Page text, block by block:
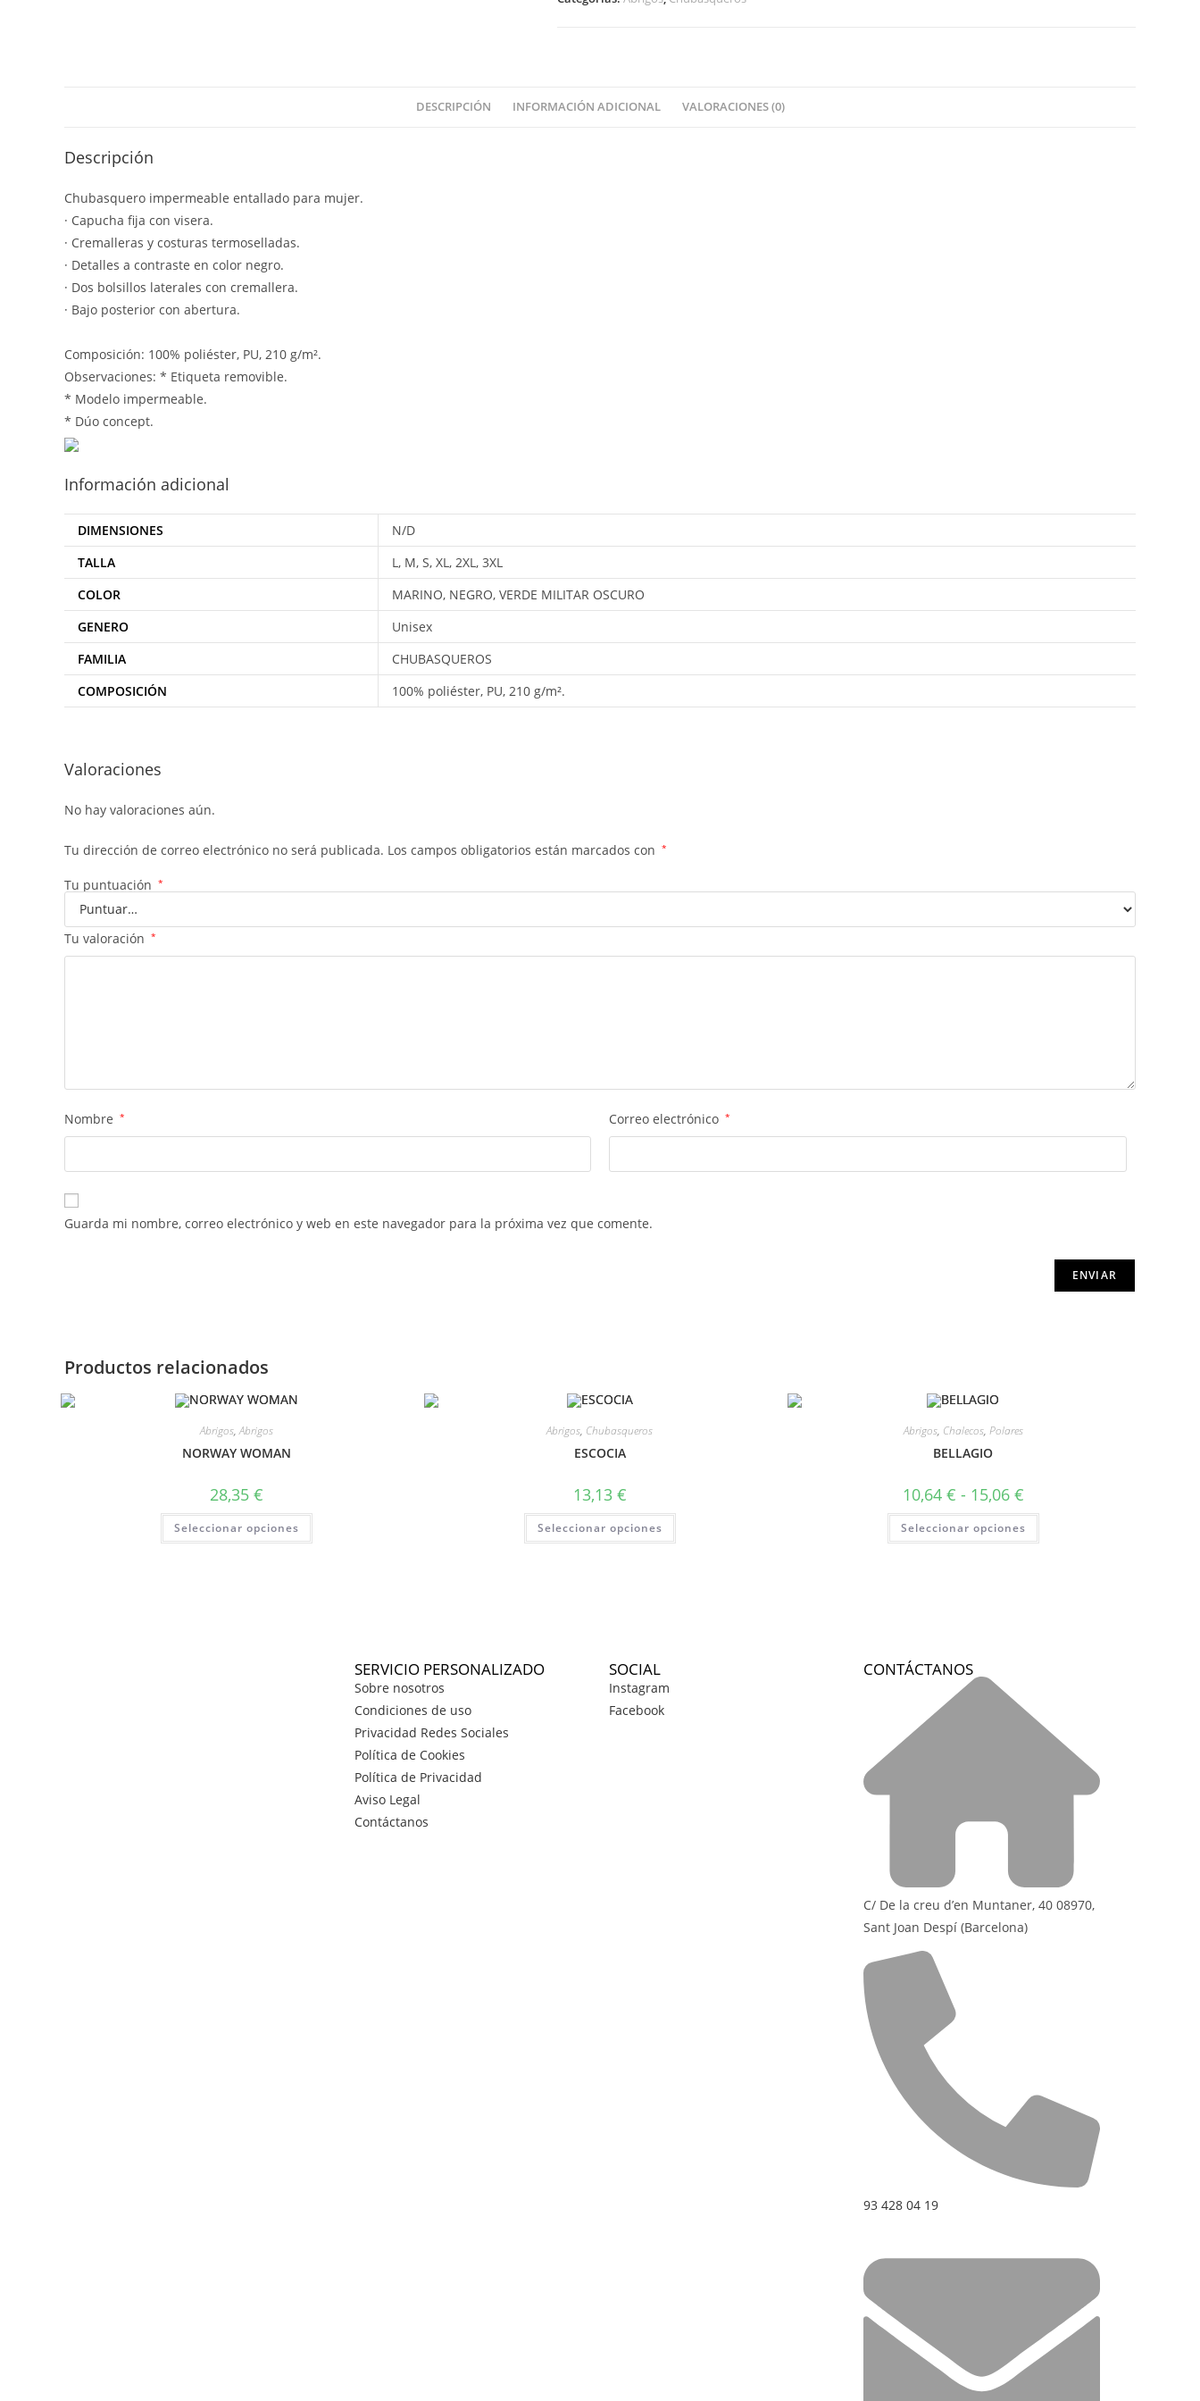
DESCRIPCIÓN INFORMACIÓN ADICIONAL VALORACIONES (0)
Descripción
Chubasquero impermeable entallado para mujer.
· Capucha fija con visera.
· Cremalleras y costuras termoselladas.
· Detalles a contraste en color negro.
· Dos bolsillos laterales con cremallera.
· Bajo posterior con abertura.
Composición: 100% poliéster, PU, 210 g/m².
Observaciones: * Etiqueta removible.
* Modelo impermeable.
* Dúo concept.
Información adicional
DIMENSIONES
N/D
TALLA
L, M, S, XL, 2XL, 3XL
COLOR
MARINO, NEGRO, VERDE MILITAR OSCURO
GENERO
Unisex
FAMILIA
CHUBASQUEROS
COMPOSICIÓN
100% poliéster, PU, 210 g/m².
Valoraciones
No hay valoraciones aún.
Tu dirección de correo electrónico no será publicada. Los campos obligatorios están marcados con *
Tu puntuación *
Tu valoración *
Nombre * Correo electrónico *
Guarda mi nombre, correo electrónico y web en este navegador para la próxima vez que comente.
Productos relacionados
Abrigos,Abrigos
NORWAY WOMAN
28,35€
Seleccionar opciones
Abrigos, Chubasqueros
ESCOCIA
13,13 €
Seleccionar opciones
Abrigos, Chalecos, Polares
BELLAGIO
10,64 € - 15,06 €
Seleccionar opciones
SERVICIO PERSONALIZADO
Sobre nosotros
Condiciones de uso
Privacidad Redes Sociales
Política de Cookies
Política de Privacidad
Aviso Legal
Contáctanos
SOCIAL
Instagram
Facebook
CONTÁCTANOS
C/ De la creu d’en Muntaner, 40 08970,
Sant Joan Despí (Barcelona)
93 428 04 19